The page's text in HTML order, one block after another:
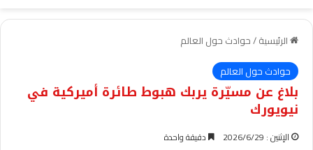
الرئيسية/حوادث حول العالم
حوادث حول العالم
بلاغ عن مسيّرة يربك هبوط طائرة أميركية في
نيويورك
الإثنين : 2026/6/29 دقيقة واحدة